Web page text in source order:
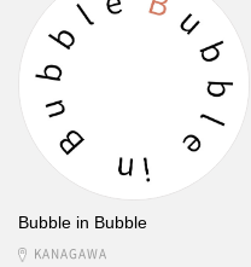
Bubble in Bubble
KANAGAWA